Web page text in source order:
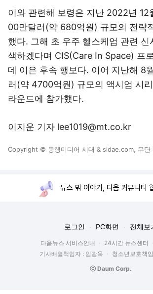
이와 관련해 보령은 지난 2022년 12
00만달러(약 680억원) 규모의 전략
했다. 그해 초 우주 헬스케업 관련 신
색하겠다며 CIS(Care In Space) 프
데 이은 후속 행보다. 이어 지난해 8
러(약 4700억원) 규모의 액시엄 시
라운드에 참가했다.
이지운 기자 lee1019@mt.co.kr
Copyright © 동행미디어 시대 & sidae.com, 무단
뉴스 밖 이야기, 다음 커뮤니티
로그인 PC화면 전체보
다음뉴스 서비스안내 24시간 뉴스센터
기사배열책임자 : 임광욱
청소년보호책
ⓒ Daum Corp.